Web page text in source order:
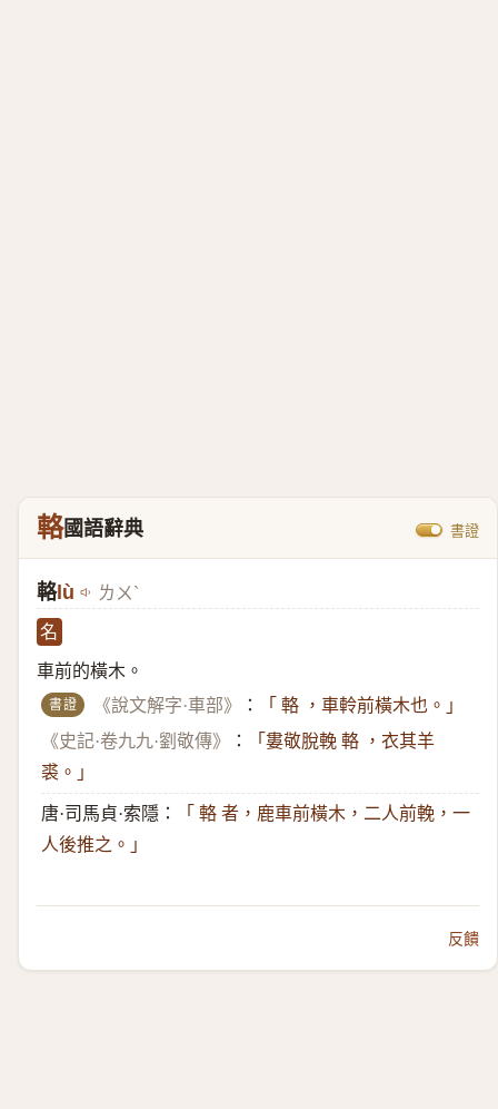
輅國語辭典 書證
輅lù ㄌㄨˋ
名
車前的橫木。
書證 《說文解字·車部》 ：
「 輅 ，車軨前橫木也。」
《史記·卷九九·劉敬傳》
：
「婁敬脫輓 輅 ，衣其羊
裘。」
唐·司馬貞·索隱：
「 輅 者，鹿車前橫木，二人前輓，一
人後推之。」
反饋